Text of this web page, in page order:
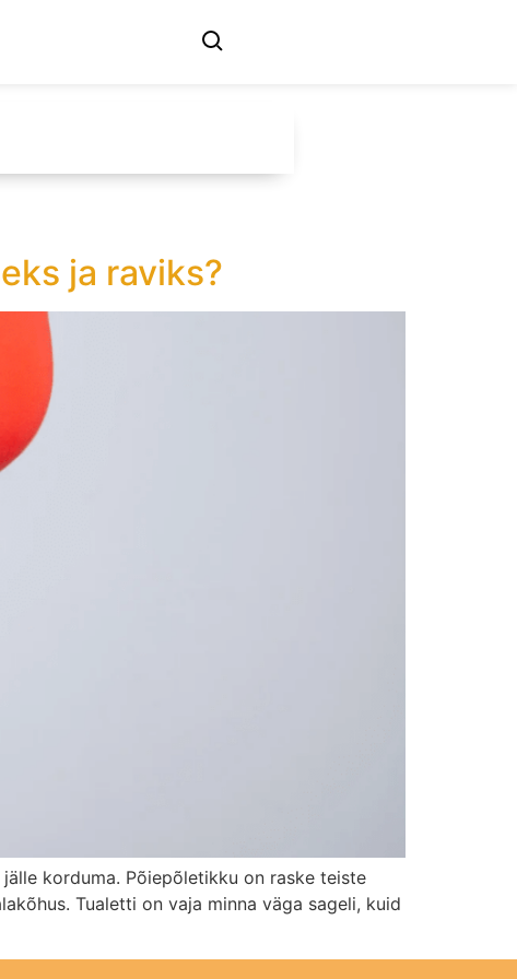
ja raviks?
korduma. Põiepõletikku on raske teiste
Tualetti on vaja minna väga sageli, kuid